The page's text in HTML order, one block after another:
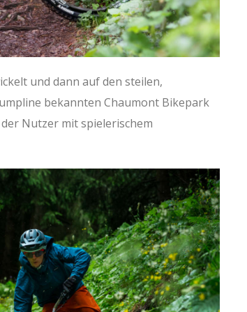
und dann auf den steilen,
bekannten Chaumont Bikepark
Nutzer mit spielerischem